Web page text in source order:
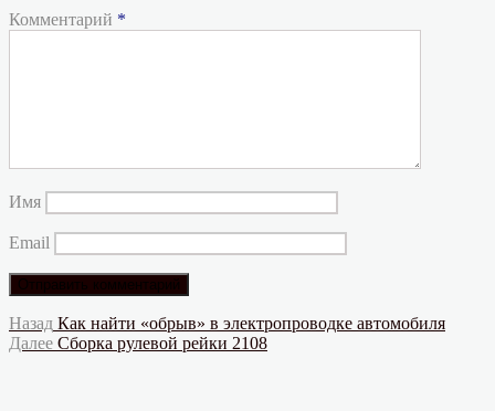
Комментарий *
Имя
Email
Навигация
по
Назад Предыдущая
запись:
Как найти «обрыв» в электропроводке автомобиля
Далее Следующая
Сборка рулевой рейки 2108